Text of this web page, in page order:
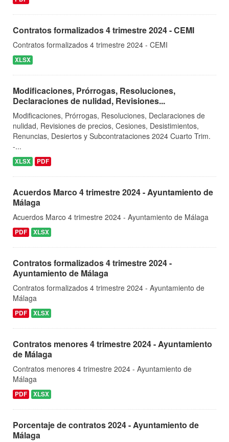
Contratos formalizados 4 trimestre 2024 - CEMI
Contratos formalizados 4 trimestre 2024 - CEMI
XLSX
Modificaciones, Prórrogas, Resoluciones,
Declaraciones de nulidad, Revisiones...
Modificaciones, Prórrogas, Resoluciones, Declaraciones de
nulidad, Revisiones de precios, Cesiones, Desistimientos,
Renuncias, Desiertos y Subcontrataciones 2024 Cuarto Trim.
-...
XLSX PDF
Acuerdos Marco 4 trimestre 2024 - Ayuntamiento de
Málaga
Acuerdos Marco 4 trimestre 2024 - Ayuntamiento de Málaga
PDF XLSX
Contratos formalizados 4 trimestre 2024 -
Ayuntamiento de Málaga
Contratos formalizados 4 trimestre 2024 - Ayuntamiento de
Málaga
PDF XLSX
Contratos menores 4 trimestre 2024 - Ayuntamiento
de Málaga
Contratos menores 4 trimestre 2024 - Ayuntamiento de
Málaga
PDF XLSX
Porcentaje de contratos 2024 - Ayuntamiento de
Málaga